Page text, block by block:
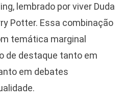
lembrado por viver Duda
Potter. Essa combinação
temática marginal
de destaque tanto em
em debates